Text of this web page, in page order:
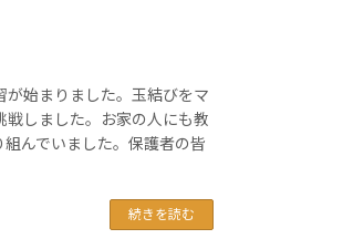
始まりました。玉結びをマ
戦しました。お家の人にも教
んでいました。保護者の皆
続きを読む